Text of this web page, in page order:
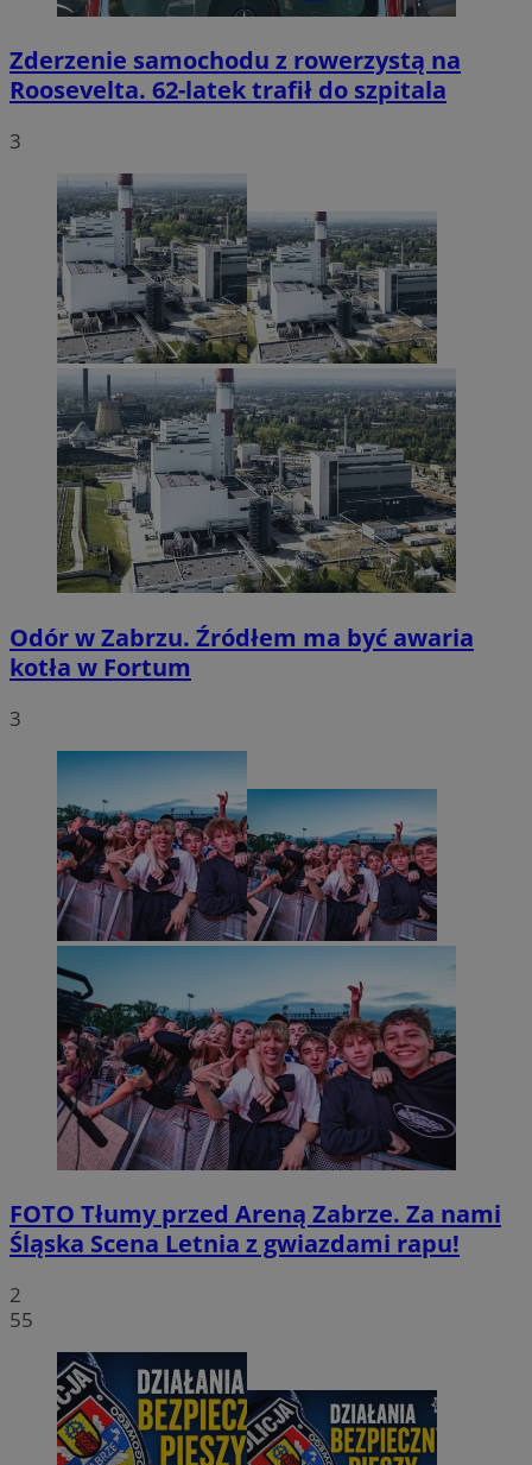
Zderzenie samochodu z rowerzystą na
Roosevelta. 62-latek trafił do szpitala
3
Odór w Zabrzu. Źródłem ma być awaria
kotła w Fortum
3
FOTO Tłumy przed Areną Zabrze. Za nami
Śląska Scena Letnia z gwiazdami rapu!
2
55